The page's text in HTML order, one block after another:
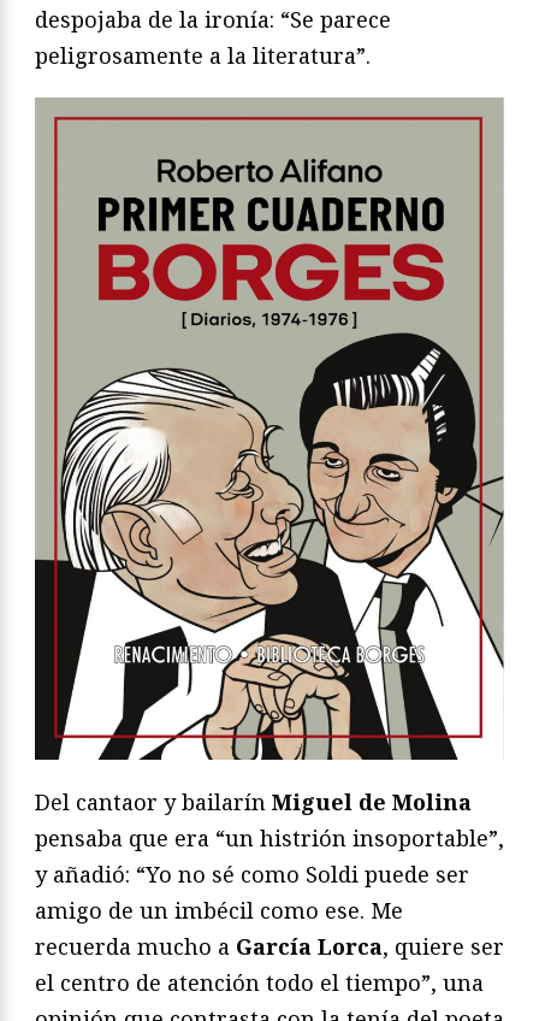
despojaba de la ironía: “Se parece
peligrosamente a la literatura”.
Del cantaor y bailarín Miguel de Molina
pensaba que era “un histrión insoportable”,
y añadió: “Yo no sé como Soldi puede ser
amigo de un imbécil como ese. Me
recuerda mucho a García Lorca, quiere ser
el centro de atención todo el tiempo”, una